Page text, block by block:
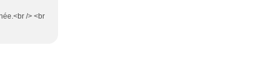
/> <br